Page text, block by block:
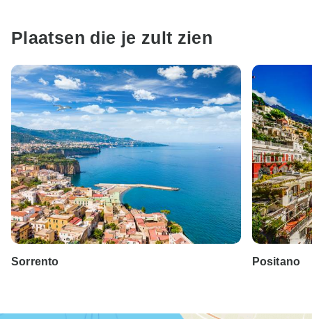
Plaatsen die je zult zien
Sorrento Positano